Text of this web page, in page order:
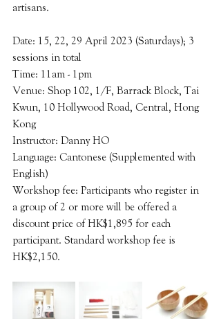
artisans.
Date: 15, 22, 29 April 2023 (Saturdays); 3
sessions in total
Time: 11am - 1pm
Venue: Shop 102, 1/F, Barrack Block, Tai
Kwun, 10 Hollywood Road, Central, Hong
Kong
Instructor: Danny HO
Language: Cantonese (Supplemented with
English)
Workshop fee: Participants who register in
a group of 2 or more will be offered a
discount price of HK$1,895 for each
participant. Standard workshop fee is
HK$2,150.